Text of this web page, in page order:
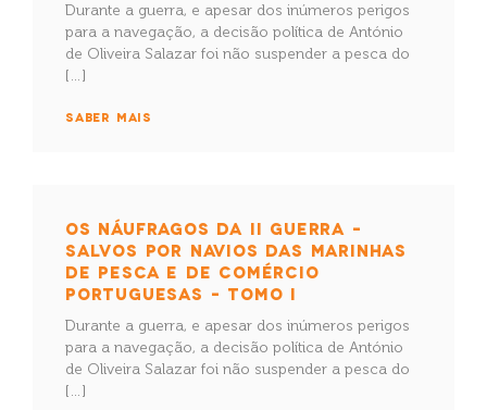
Durante a guerra, e apesar dos inúmeros perigos
para a navegação, a decisão política de António
de Oliveira Salazar foi não suspender a pesca do
[…]
SABER MAIS
OS NÁUFRAGOS DA II GUERRA –
SALVOS POR NAVIOS DAS MARINHAS
DE PESCA E DE COMÉRCIO
PORTUGUESAS – TOMO I
Durante a guerra, e apesar dos inúmeros perigos
para a navegação, a decisão política de António
de Oliveira Salazar foi não suspender a pesca do
[…]